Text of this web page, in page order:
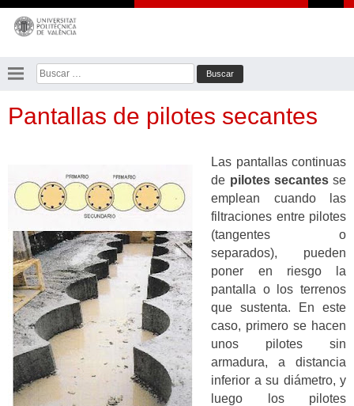
Saltar
contenido
Buscar:
Pantallas de pilotes secantes
Las pantallas continuas
de pilotes secantes se
emplean cuando las
filtraciones entre pilotes
(tangentes o
separados), pueden
poner en riesgo la
pantalla o los terrenos
que sustenta. En este
caso, primero se hacen
unos pilotes sin
armadura, a distancia
inferior a su diámetro, y
luego los pilotes